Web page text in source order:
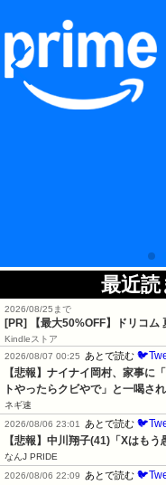
最近
2026/08/25まで
[PR] 【最大50%OFF】ドリコ
Kindleストア
2026/08/07 00:25
あとで読む
【悲報】ナイナイ岡村、家事に
トやったらクビやで」と一喝さ
ネギ速
2026/08/06 23:01
あとで読む
【悲報】中川翔子(41)「Xはも
なんJ PRIDE
2026/08/06 22:09
あとで読む